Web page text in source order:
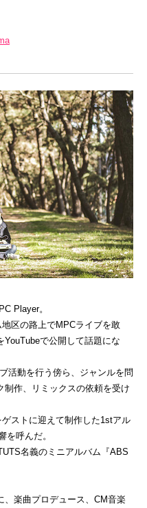
Player。
区の路上でMPCライブを敢
で公開して話題にな
活動を行う傍ら、ジャンルを問
作、リミックスの依頼を受け
ストに迎えて制作した1stアル
を呼んだ。
名義のミニアルバム『ABS
、楽曲プロデュース、CM音楽